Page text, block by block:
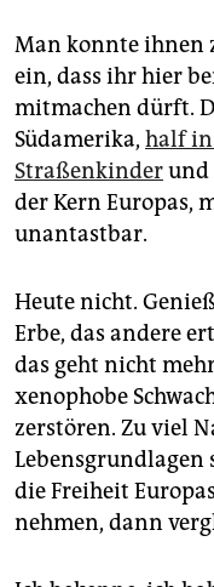
Man konnte ihnen
ein, dass ihr hier
mitmachen dürft.
Südamerika, half
Straßenkinderund
der Kern Europas,
unantastbar.
Heute nicht.
Erbe, das andere
das geht nicht
xenophobe
zerstören. Zu viel
Lebensgrundlagen
die Freiheit
nehmen, dann